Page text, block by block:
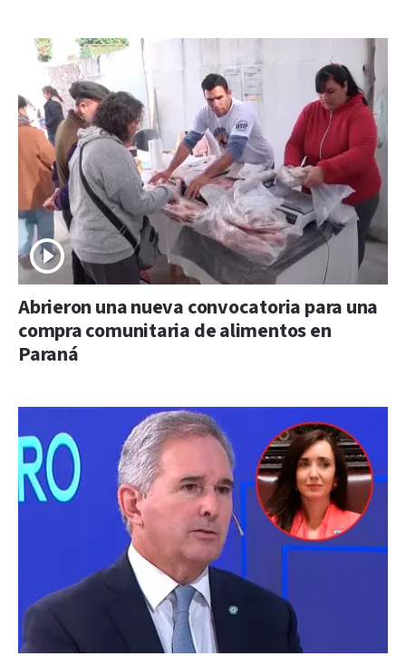
Abrieron una nueva convocatoria para una
compra comunitaria de alimentos en
Paraná